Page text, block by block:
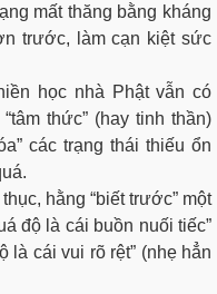
mất thăng bằng kháng
trước, làm cạn kiệt sức
học nhà Phật vẫn có
thức” (hay tinh thần)
các trạng thái thiếu ổn
hằng “biết trước” một
độ là cái buồn nuối tiếc”
là cái vui rõ rệt” (nhẹ hẳn